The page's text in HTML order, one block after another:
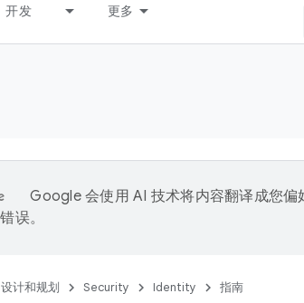
开发 更多
Google 会使用 AI 技术将内容翻译成您偏
误。
设计和规划 Security Identity 指南